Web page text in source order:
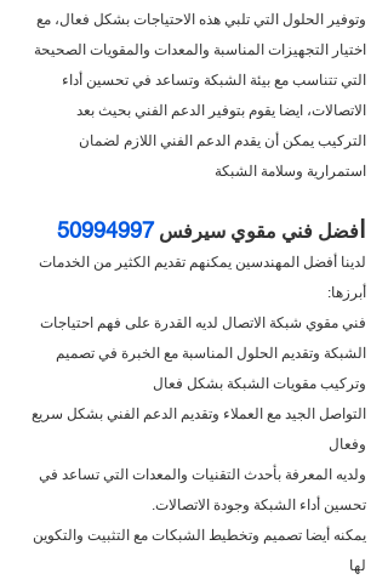
وتوفير الحلول التي تلبي هذه الاحتياجات بشكل فعال، مع
اختيار التجهيزات المناسبة والمعدات والمقويات الصحيحة
التي تتناسب مع بيئة الشبكة وتساعد في تحسين أداء
الاتصالات، ايضا يقوم بتوفير الدعم الفني بحيث بعد
التركيب يمكن أن يقدم الدعم الفني اللازم لضمان
استمرارية وسلامة الشبكة
فضل فني مقوي سيرفس 50994997
لدينا أفضل المهندسين يمكنهم تقديم الكثير من الخدمات
أبرزها:
فني مقوي شبكة الاتصال لديه القدرة على فهم احتياجات
الشبكة وتقديم الحلول المناسبة مع الخبرة في تصميم
وتركيب مقويات الشبكة بشكل فعال
التواصل الجيد مع العملاء وتقديم الدعم الفني بشكل سريع
وفعال
ولديه المعرفة بأحدث التقنيات والمعدات التي تساعد في
تحسين أداء الشبكة وجودة الاتصالات.
يمكنه أيضا تصميم وتخطيط الشبكات مع التثبيت والتكوين
لها